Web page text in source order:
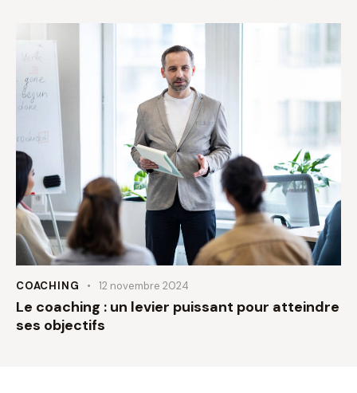
COACHING 12 novembre 2024
Le coaching : un levier puissant pour atteindre
ses objectifs